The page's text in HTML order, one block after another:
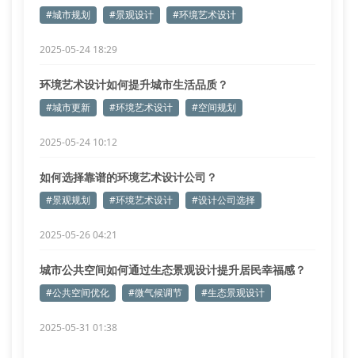
#城市规划 #景观设计 #环境艺术设计
2025-05-24 18:29
环境艺术设计如何提升城市生活品质？
#城市更新 #环境艺术设计 #空间规划
2025-05-24 10:12
如何选择靠谱的环境艺术设计公司？
#景观规划 #环境艺术设计 #设计公司选择
2025-05-26 04:21
城市公共空间如何通过生态景观设计提升居民幸福感？
#公共空间优化 #微气候调节 #生态景观设计
2025-05-31 01:38